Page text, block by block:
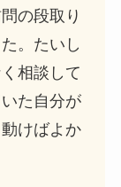
の段取り
。たいし
相談して
た自分が
けばよか